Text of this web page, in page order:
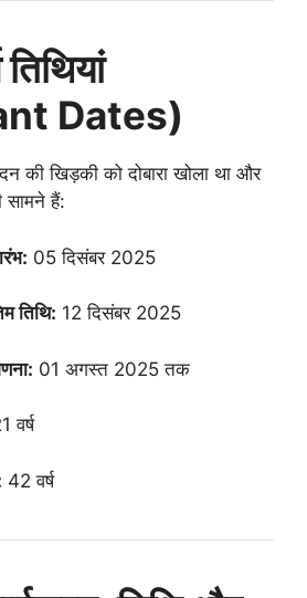
Dates)
की खिड़की को दोबारा खोला था और
सामने हैं:
05 दिसंबर 2025
तिथि: 12 दिसंबर 2025
01 अगस्त 2025 तक
वर्ष
42 वर्ष